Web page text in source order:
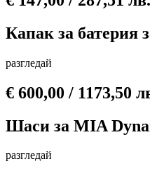
Капак за батерия
разгледай
€ 600,00 / 1173,50
Шаси за MIA
разгледай